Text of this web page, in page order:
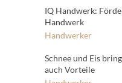
IQ Handwerk:
Handwerk
Handwerker
Schnee und Eis
auch Vorteile